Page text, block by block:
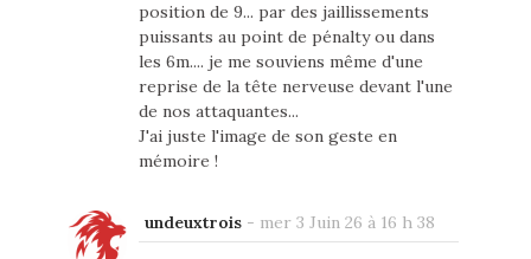
position de 9... par des jaillissements
puissants au point de pénalty ou dans
les 6m.... je me souviens même d'une
reprise de la tête nerveuse devant l'une
de nos attaquantes...
J'ai juste l'image de son geste en
mémoire !
undeuxtrois- mer 3 Juin 26 à 16 h 38